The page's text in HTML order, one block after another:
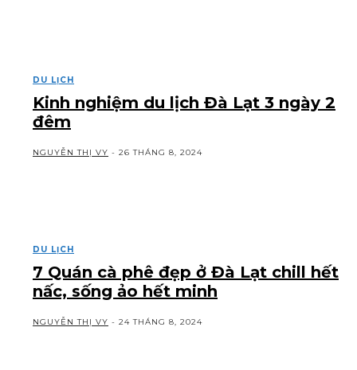
DU LỊCH
Kinh nghiệm du lịch Đà Lạt 3 ngày 2
đêm
NGUYỄN THỊ VY - 26 THÁNG 8, 2024
DU LỊCH
7 Quán cà phê đẹp ở Đà Lạt chill hết
nấc, sống ảo hết minh
NGUYỄN THỊ VY - 24 THÁNG 8, 2024